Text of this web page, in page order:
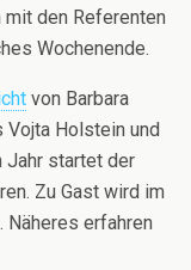
den Referenten
Wochenende.
von Barbara
Holstein und
Jahr startet der
Zu Gast wird im
Näheres erfahren